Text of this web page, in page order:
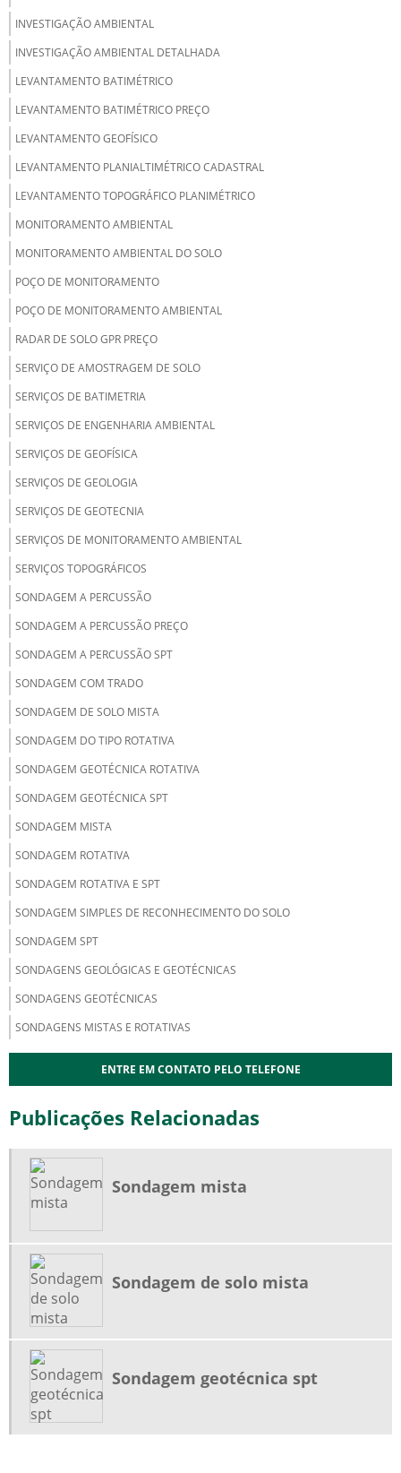
INVESTIGAÇÃO AMBIENTAL
INVESTIGAÇÃO AMBIENTAL DETALHADA
LEVANTAMENTO BATIMÉTRICO
LEVANTAMENTO BATIMÉTRICO PREÇO
LEVANTAMENTO GEOFÍSICO
LEVANTAMENTO PLANIALTIMÉTRICO CADASTRAL
LEVANTAMENTO TOPOGRÁFICO PLANIMÉTRICO
MONITORAMENTO AMBIENTAL
MONITORAMENTO AMBIENTAL DO SOLO
POÇO DE MONITORAMENTO
POÇO DE MONITORAMENTO AMBIENTAL
RADAR DE SOLO GPR PREÇO
SERVIÇO DE AMOSTRAGEM DE SOLO
SERVIÇOS DE BATIMETRIA
SERVIÇOS DE ENGENHARIA AMBIENTAL
SERVIÇOS DE GEOFÍSICA
SERVIÇOS DE GEOLOGIA
SERVIÇOS DE GEOTECNIA
SERVIÇOS DE MONITORAMENTO AMBIENTAL
SERVIÇOS TOPOGRÁFICOS
SONDAGEM A PERCUSSÃO
SONDAGEM A PERCUSSÃO PREÇO
SONDAGEM A PERCUSSÃO SPT
SONDAGEM COM TRADO
SONDAGEM DE SOLO MISTA
SONDAGEM DO TIPO ROTATIVA
SONDAGEM GEOTÉCNICA ROTATIVA
SONDAGEM GEOTÉCNICA SPT
SONDAGEM MISTA
SONDAGEM ROTATIVA
SONDAGEM ROTATIVA E SPT
SONDAGEM SIMPLES DE RECONHECIMENTO DO SOLO
SONDAGEM SPT
SONDAGENS GEOLÓGICAS E GEOTÉCNICAS
SONDAGENS GEOTÉCNICAS
SONDAGENS MISTAS E ROTATIVAS
ENTRE EM CONTATO PELO TELEFONE
Publicações Relacionadas
Sondagem mista
Sondagem de solo mista
Sondagem geotécnica spt